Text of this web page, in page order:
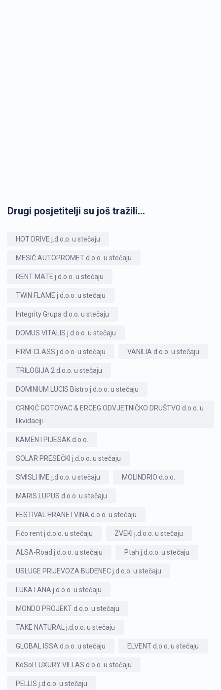
Drugi posjetitelji su još tražili...
HOT DRIVE j.d.o.o. u stečaju
MESIĆ AUTOPROMET d.o.o. u stečaju
RENT MATE j.d.o.o. u stečaju
TWIN FLAME j.d.o.o. u stečaju
Integrity Grupa d.o.o. u stečaju
DOMUS VITALIS j.d.o.o. u stečaju
FIRM-CLASS j.d.o.o. u stečaju VANILIA d.o.o. u stečaju
TRILOGIJA 2 d.o.o. u stečaju
DOMINIUM LUCIS Bistro j.d.o.o. u stečaju
CRNKIĆ GOTOVAC & ERCEG ODVJETNIČKO DRUŠTVO d.o.o. u
likvidaciji
KAMEN I PIJESAK d.o.o.
SOLAR PRESEČKI j.d.o.o. u stečaju
SMISLI IME j.d.o.o. u stečaju MOLINDRIO d.o.o.
MARIS LUPUS d.o.o. u stečaju
FESTIVAL HRANE I VINA d.o.o. u stečaju
Fićo rent j.d.o.o. u stečaju ZVEKI j.d.o.o. u stečaju
ALSA-Road j.d.o.o. u stečaju Ptah j.d.o.o. u stečaju
USLUGE PRIJEVOZA BUDENEC j.d.o.o. u stečaju
LUKA I ANA j.d.o.o. u stečaju
MONDO PROJEKT d.o.o. u stečaju
TAKE NATURAL j.d.o.o. u stečaju
GLOBAL ISSA d.o.o. u stečaju ELVENT d.o.o. u stečaju
KoSol LUXURY VILLAS d.o.o. u stečaju
PELLIS j.d.o.o. u stečaju